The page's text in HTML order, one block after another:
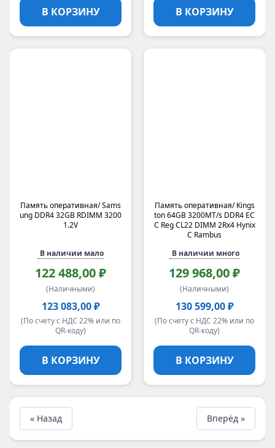
В КОРЗИНУ В КОРЗИНУ
Память оперативная/ Sams
ung DDR4 32GB RDIMM 3200
1.2V
В наличии мало
122 488,00 ₽
(Наличными)
123 083,00 ₽
(По счету с НДС 22% или по
QR-коду)
В КОРЗИНУ
Память оперативная/ Kings
ton 64GB 3200MT/s DDR4 EC
C Reg CL22 DIMM 2Rx4 Hynix
C Rambus
В наличии много
129 968,00 ₽
(Наличными)
130 599,00 ₽
(По счету с НДС 22% или по
QR-коду)
В КОРЗИНУ
« Назад Вперёд »